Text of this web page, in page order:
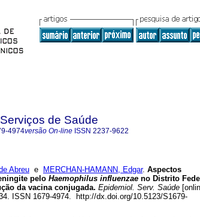
de Saúde
4974versão On-line ISSN 2237-9622
Abreu e MERCHAN-HAMANN, Edgar. Aspectos
pelo Haemophilus influenzae no Distrito
da vacina conjugada. Epidemiol. Serv. Saúde
ISSN 1679-4974. http://dx.doi.org/10.5123/S1679-